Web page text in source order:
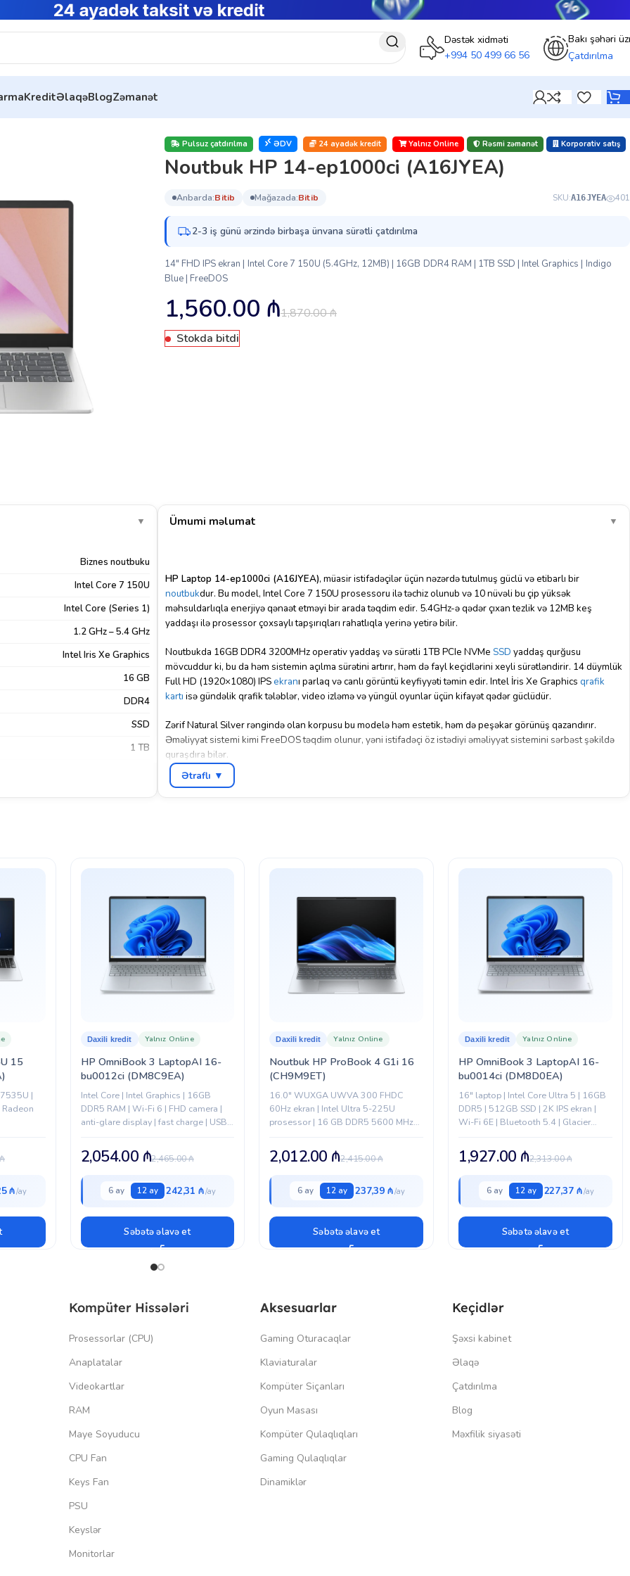
Dəstək xidməti
+994 50 499 66 56
Bakı şəhəri
Çatdırılma
KreditƏlaqəBlogZəmanət
Pulsuz çatdırılma ƏDV 24 ayadək kredit Yalnız Online Rəsmi zəmanət Korporativ satış
Noutbuk HP 14-ep1000ci (A16JYEA)
anbarda: bi̇ti̇b mağazada: bi̇ti̇b SKU:A16JYEA 401
2-3 iş günü ərzində birbaşa ünvana sürətli çatdırılma
14″ FHD IPS ekran | Intel Core 7 150U (5.4GHz, 12MB) | 16GB DDR4 RAM | 1TB SSD | Intel Graphics | Indigo
Blue | FreeDOS​
1,870.00₼
1,560.00 ₼
Stokda bitdi
▼
Biznes noutbuku
Intel Core 7 150U
Intel Core (Series 1)
1.2 GHz – 5.4 GHz
Intel Iris Xe Graphics
16 GB
DDR4
SSD
1 TB
Xeyr
Natural Silver
HP
Ümumi məlumat ▼
HP Laptop 14-ep1000ci (A16JYEA), müasir istifadəçilər üçün nəzərdə tutulmuş güclü və etibarlı bir
noutbukdur. Bu model, Intel Core 7 150U prosessoru ilə təchiz olunub və 10 nüvəli bu çip yüksək
məhsuldarlıqla enerjiyə qənaət etməyi bir arada təqdim edir. 5.4GHz-ə qədər çıxan tezlik və 12MB keş
yaddaşı ilə prosessor çoxsaylı tapşırıqları rahatlıqla yerinə yetirə bilir.
Noutbukda 16GB DDR4 3200MHz operativ yaddaş və sürətli 1TB PCIe NVMe SSD yaddaş qurğusu
mövcuddur ki, bu da həm sistemin açılma sürətini artırır, həm də fayl keçidlərini xeyli sürətləndirir. 14 düymlük
Full HD (1920×1080) IPSekranı parlaq və canlı görüntü keyfiyyəti təmin edir. Intel İris Xe Graphics qrafik
kartı isə gündəlik qrafik tələblər, video izləmə və yüngül oyunlar üçün kifayət qədər güclüdür.
Zərif Natural Silver rəngində olan korpusu bu modelə həm estetik, həm də peşəkar görünüş qazandırır.
Əməliyyat sistemi kimi FreeDOS təqdim olunur, yəni istifadəçi öz istədiyi əməliyyat sistemini sərbəst şəkildə
quraşdıra bilər.
Ətraflı ▼
15
|
Radeon
₼
₼
HP OmniBook 3 LaptopAI 16-
bu0012ci (DM8C9EA)
Daxili kredit Yalnız Online
Intel Core | Intel Graphics | 16GB
DDR5 RAM | Wi-Fi 6 | FHD camera |
anti-glare display | fast charge | USB-
2,465.00₼
2,054.00 ₼
6 ay 12 ay 242,31 ₼
Səbətə əlavə et
Noutbuk HP ProBook 4 G1i 16
(CH9M9ET)
Daxili kredit Yalnız Online
16.0" WUXGA UWVA 300 FHDC
60Hz ekran | Intel Ultra 5-225U
prosessor | 16 GB DDR5 5600 MHz
Wi-Fi 6E,...
2,415.00₼
2,012.00 ₼
6 ay 12 ay 237,39 ₼
Səbətə əlavə et
HP OmniBook 3 LaptopAI 16-
bu0014ci (DM8D0EA)
Daxili kredit Yalnız Online
16" laptop | Intel Core Ultra 5 | 16GB
DDR5 | 512GB SSD | 2K IPS ekran |
Wi-Fi 6E | Bluetooth 5.4 | Glacier
2,313.00₼
1,927.00 ₼
6 ay 12 ay 227,37 ₼
Səbətə əlavə et
Kompüter Hissələri
Prosessorlar (CPU)
Anaplatalar
Videokartlar
RAM
Maye Soyuducu
CPU Fan
Keys Fan
PSU
Keyslər
Monitorlar
Aksesuarlar
Gaming Oturacaqlar
Klaviaturalar
Kompüter Siçanları
Oyun Masası
Kompüter Qulaqlıqları
Gaming Qulaqlıqlar
Dinamiklər
Keçidlər
Şəxsi kabinet
Əlaqə
Çatdırılma
Blog
Məxfilik siyasəti